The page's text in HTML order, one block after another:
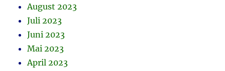
August 2023
Juli 2023
Juni 2023
Mai 2023
April 2023